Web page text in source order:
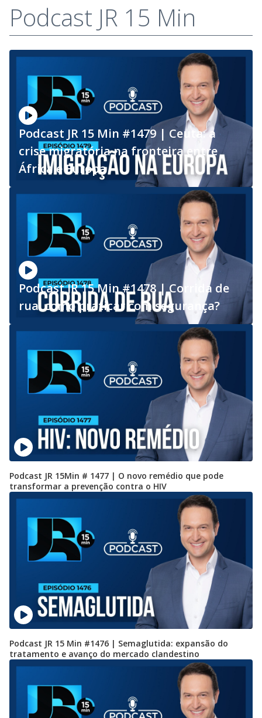
Podcast JR 15 Min
Podcast JR 15 Min #1479 | Ceuta: a
crise migratória na fronteira entre
África e Europa
Podcast JR 15 Min #1478 | Corrida de
rua: como praticar com segurança?
Podcast JR 15Min # 1477 | O novo remédio que pode
transformar a prevenção contra o HIV
Podcast JR 15 Min #1476 | Semaglutida: expansão do
tratamento e avanço do mercado clandestino